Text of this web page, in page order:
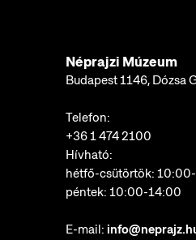
Néprajzi Múzeum
Budapest 1146, Dózsa
Telefon:
+36 1 474 2100
Hívható:
hétfő-csütörtök:
péntek: 10:00-14:00
E-mail: